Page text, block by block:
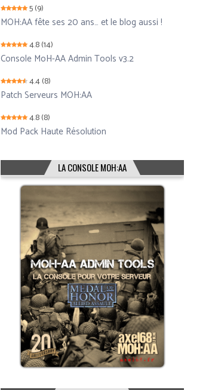
5(9)
MOH:AA fête ses 20 ans… et le blog aussi !
4.8(14)
Console MoH-AA Admin Tools v3.2
4.4(8)
Patch Serveurs MOH:AA
4.8(8)
Mod Pack Haute Résolution
LA CONSOLE MOH:AA